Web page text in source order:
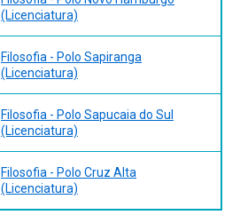
(Licenciatura)
Filosofia - Polo Sapiranga
(Licenciatura)
Filosofia - Polo Sapucaia do Sul
(Licenciatura)
Filosofia - Polo Cruz Alta
(Licenciatura)